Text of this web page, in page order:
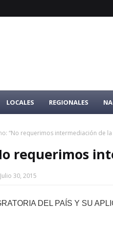
LOCALES REGIONALES
‘‘No requerimos intermediación de la
requerimos
30, 2015
DEL PAÍS Y SU